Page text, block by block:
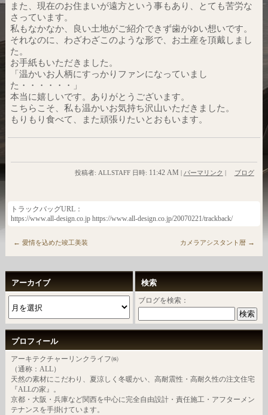
また、現在のお住まいが遠方という事もあり、とても苦労な
さっています。
私もなかなか、良い土地がご紹介できず歯がゆい想いです。
それなのに、わざわざこのような形で、お土産を頂戴しまし
た。
お手紙もいただきました。
「温かいお人柄にすっかりファンになっていまし
た・・・・・・」
本当に嬉しいです。ありがとうございます。
こちらこそ、私も温かいお気持ち沢山いただきました。
もりもり食べて、また頑張りたいとおもいます。
投稿者: ALLSTAFF 日時: 11:42 AM | パーマリンク | ブログ
トラックバッグURL：
https://www.all-design.co.jp https://www.all-design.co.jp/20070221/trackback/
← 愛情を込めた竣工美装 カメラアシスタント暦 →
アーカイブ 検索
ブログを検索：
プロフィール
アーキテクチャーリンクライフ㈱
（通称：ALL）
天然の素材にこだわり、夏涼しく冬暖かい、高耐震性・高耐久性の注文住宅
『ALLの家』。
京都・大阪・兵庫など関西を中心に完全自由設計・責任施工・アフターメン
テナンスを手掛けています。